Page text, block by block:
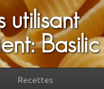
utilisant
Basilic
Recettes